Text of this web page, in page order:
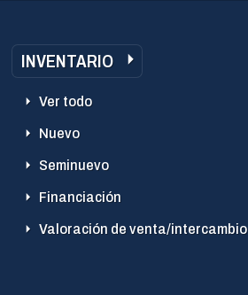
INVENTARIO
Ver todo
Nuevo
Seminuevo
Financiación
Valoración de venta/intercambio